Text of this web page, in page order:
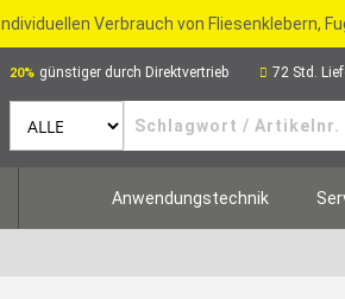
Individuellen Verbrauch von Fliesenklebern,
20% günstiger durch Direktvertrieb 72 Std.
Anwendungstechnik